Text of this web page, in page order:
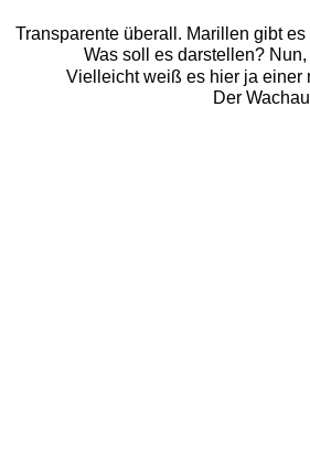
Transparente überall. Marillen gibt
Was soll es darstellen?
Vielleicht weiß es hier ja einer
Der